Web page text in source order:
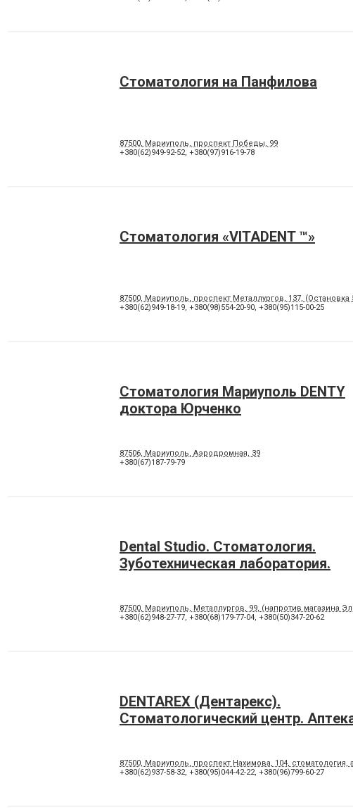
Стоматология на Панфилова
87500, Мариуполь, проспект Победы, 99
+380(62)949-92-52, +380(97)916-19-78
Стоматология «VITADENT ™»
87500, Мариуполь, проспект Металлургов, 137,
+380(62)949-18-19, +380(98)554-20-90, +380(95)115-00-25
Стоматология Мариуполь DENTY
доктора Юрченко
87506, Мариуполь, Аэродромная, 39
+380(67)187-79-79
Dental Studio. Cтоматология.
Зуботехническая лаборатория.
87500, Мариуполь, Металлургов, 99, (напротив магазина
+380(62)948-27-77, +380(68)179-77-04, +380(50)347-20-62
DENTAREX (Дентарекс).
Cтоматологический центр.
87500, Мариуполь, проспект Нахимова, 104, стоматология,
+380(62)937-58-32, +380(95)044-42-22, +380(96)799-60-27